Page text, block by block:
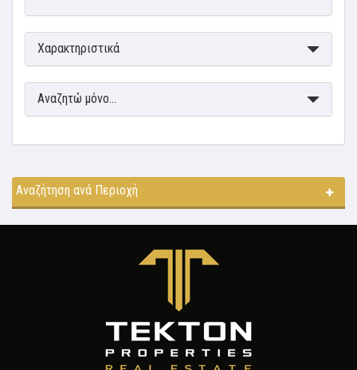
Χαρακτηριστικά
Αναζητώ μόνο...
Αναζήτηση ανά Περιοχή